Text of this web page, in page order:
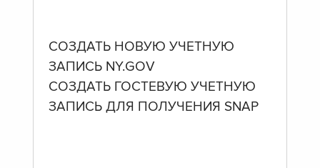
СОЗДАТЬ НОВУЮ УЧЕТНУЮ
ЗАПИСЬ NY.GOV
СОЗДАТЬ ГОСТЕВУЮ УЧЕТНУЮ
ЗАПИСЬ ДЛЯ ПОЛУЧЕНИЯ SNAP